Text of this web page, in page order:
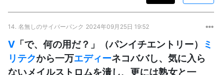
14. 名無しのサイバーパンク 2024年09月25日 19:52
V 「で、何の用だ？」（パンイチエントリー）
ミ
リテクから一万エディーネコババし、気に入ら
ないメイルストロムを潰し、更には熟女と一